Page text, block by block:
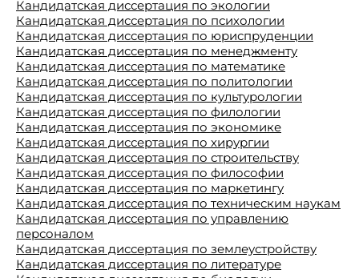
Кандидатская диссертация по экологии
Кандидатская диссертация по психологии
Кандидатская диссертация по юриспруденции
Кандидатская диссертация по менеджменту
Кандидатская диссертация по математике
Кандидатская диссертация по политологии
Кандидатская диссертация по культурологии
Кандидатская диссертация по филологии
Кандидатская диссертация по экономике
Кандидатская диссертация по хирургии
Кандидатская диссертация по строительству
Кандидатская диссертация по философии
Кандидатская диссертация по маркетингу
Кандидатская диссертация по техническим наукам
Кандидатская диссертация по управлению
персоналом
Кандидатская диссертация по землеустройству
Кандидатская диссертация по литературе